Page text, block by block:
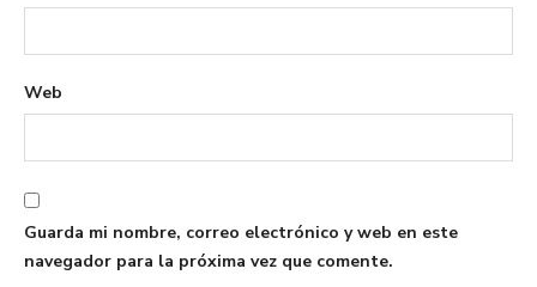
Web
Guarda mi nombre, correo electrónico y web en este
navegador para la próxima vez que comente.